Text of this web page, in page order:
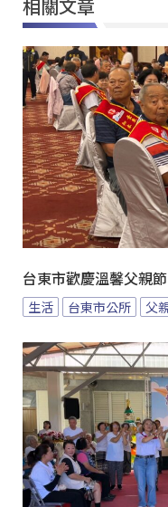
相關文章
台東市歡慶溫馨父親
生活 台東市公所 父